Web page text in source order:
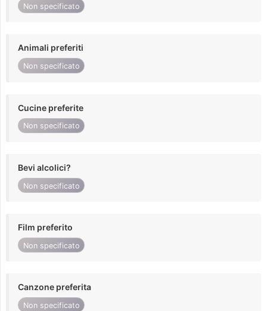
Non specificato
Animali preferiti
Non specificato
Cucine preferite
Non specificato
Bevi alcolici?
Non specificato
Film preferito
Non specificato
Canzone preferita
Non specificato